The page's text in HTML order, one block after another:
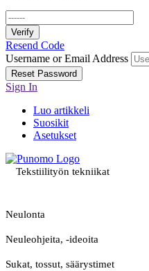
Verify
Resend Code
Username or Email Address
Reset Password
Sign In
Luo artikkeli
Suosikit
Asetukset
Tekstiilityön tekniikat
Neulonta
Neuleohjeita, -ideoita
Sukat, tossut, säärystimet